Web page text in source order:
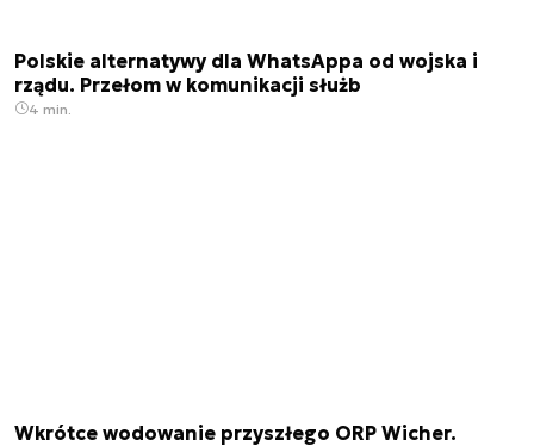
Polskie alternatywy dla WhatsAppa od wojska i
rządu. Przełom w komunikacji służb
4 min.
Wkrótce wodowanie przyszłego ORP Wicher.